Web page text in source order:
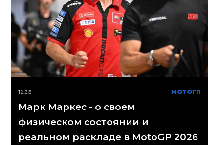
12:26 МОТОГП
Марк Маркес - о своем
физическом состоянии и
реальном раскладе в MotoGP 2026